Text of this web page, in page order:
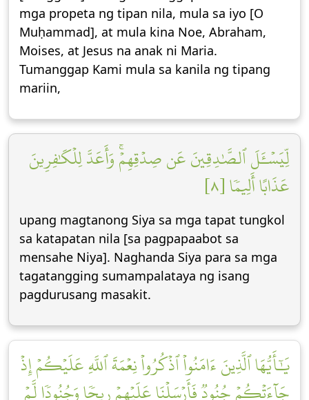
mga propeta ng tipan nila, mula sa iyo [O
Muḥammad], at mula kina Noe, Abraham,
Moises, at Jesus na anak ni Maria.
Tumanggap Kami mula sa kanila ng tipang
mariin,
لِّيَسۡـَٔلَ ٱلصَّٰدِقِينَ عَن صِدۡقِهِمۡۚ وَأَعَدَّ لِلۡكَٰفِرِينَ
عَذَابًا أَلِيمٗا [٨]
upang magtanong Siya sa mga tapat tungkol
sa katapatan nila [sa pagpapaabot sa
mensahe Niya]. Naghanda Siya para sa mga
tagatangging sumampalataya ng isang
pagdurusang masakit.
يَٰٓأَيُّهَا ٱلَّذِينَ ءَامَنُواْ ٱذۡكُرُواْ نِعۡمَةَ ٱللَّهِ عَلَيۡكُمۡ إِذۡ
جَآءَتۡكُمۡ جُنُودٞ فَأَرۡسَلۡنَا عَلَيۡهِمۡ رِيحٗا وَجُنُودٗا لَّمۡ